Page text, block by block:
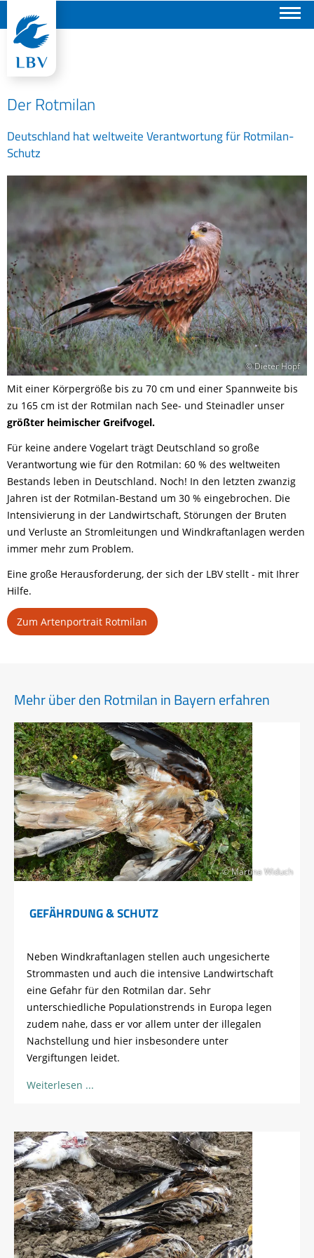
Der Rotmilan
Deutschland hat weltweite Verantwortung für Rotmilan-
Schutz
© Dieter Hopf
Mit einer Körpergröße bis zu 70 cm und einer Spannweite bis
zu 165 cm ist der Rotmilan nach See- und Steinadler unser
größter heimischer Greifvogel.
Für keine andere Vogelart trägt Deutschland so große
Verantwortung wie für den Rotmilan: 60 % des weltweiten
Bestands leben in Deutschland. Noch! In den letzten zwanzig
Jahren ist der Rotmilan-Bestand um 30 % eingebrochen. Die
Intensivierung in der Landwirtschaft, Störungen der Bruten
und Verluste an Stromleitungen und Windkraftanlagen werden
immer mehr zum Problem.
Eine große Herausforderung, der sich der LBV stellt - mit Ihrer
Hilfe.
Zum Artenportrait Rotmilan
Mehr über den Rotmilan in Bayern erfahren
© Martina Widuch
GEFÄHRDUNG & SCHUTZ
Neben Windkraftanlagen stellen auch ungesicherte
Strommasten und auch die intensive Landwirtschaft
eine Gefahr für den Rotmilan dar. Sehr
unterschiedliche Populationstrends in Europa legen
zudem nahe, dass er vor allem unter der illegalen
Nachstellung und hier insbesondere unter
Vergiftungen leidet.
Weiterlesen